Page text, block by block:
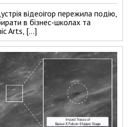
відеоігор пережила подію,
в бізнес-школах та
Arts, […]